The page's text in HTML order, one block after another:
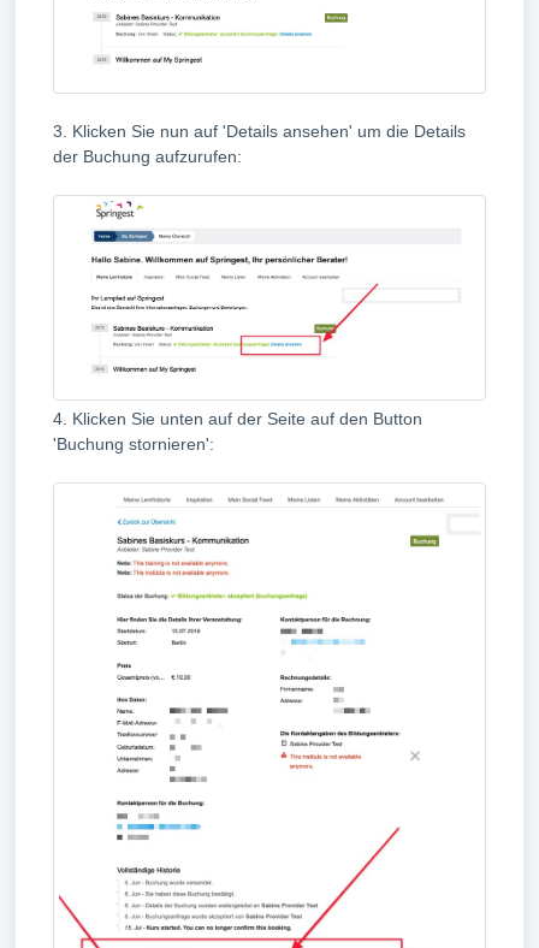
3. Klicken Sie nun auf 'Details ansehen' um die Details
der Buchung aufzurufen:
4. Klicken Sie unten auf der Seite auf den Button
'Buchung stornieren':